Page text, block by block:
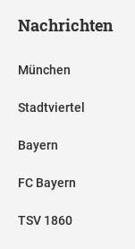
Nachrichten
München
Stadtviertel
Bayern
FC Bayern
TSV 1860